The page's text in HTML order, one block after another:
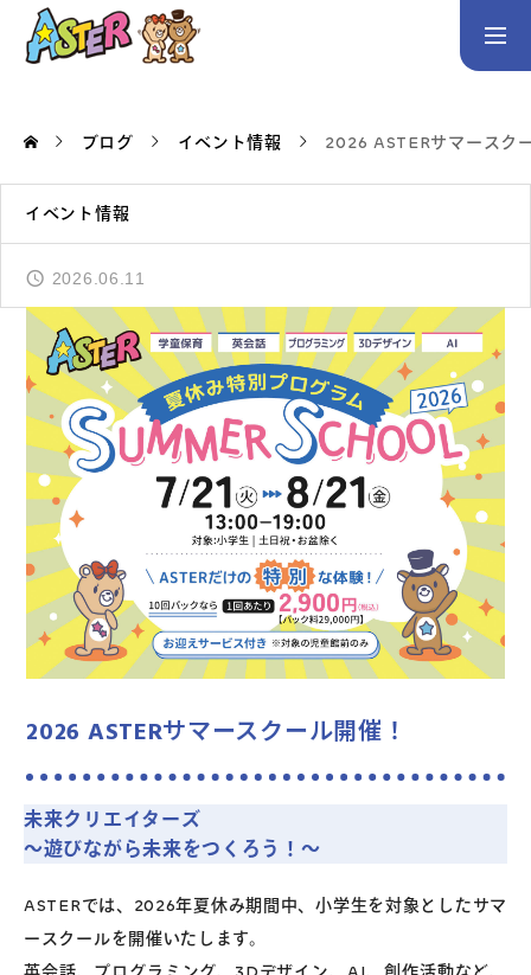
トップページ
コース案内
英会話（未就学児） 英会話（小学生） 英会話（中学生）
生徒・保護者の声
スタッフ紹介
アクセス
よくあるご質問
お問い合わせ
団体向け出張英会話
新着情報
ブログ イベント情報 2026 ASTERサマース
イベント情報
2026.06.11
2026 ASTERサマースクール開催！
未来クリエイターズ
～遊びながら未来をつくろう！～
ASTERでは、2026年夏休み期間中、小学生を対象としたサマ
ースクールを開催いたします。